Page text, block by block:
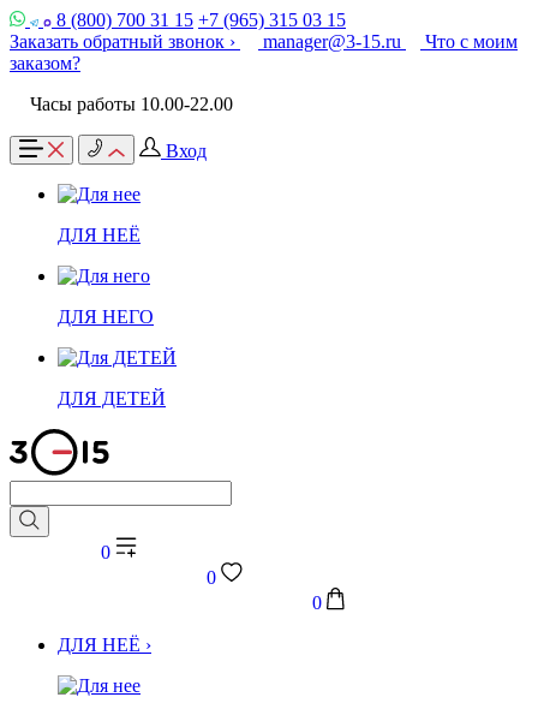
8 (800) 700 31 15 +7 (965) 315 03 15
Заказать обратный звонок ›
manager@3-15.ru
Что с моим
заказом?
Часы работы 10.00-22.00
Вход
ДЛЯ НЕЁ
ДЛЯ НЕГО
ДЛЯ ДЕТЕЙ
0
0
0
ДЛЯ НЕЁ ›